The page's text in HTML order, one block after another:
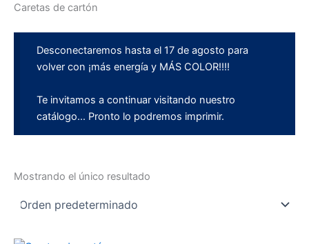
Caretas de cartón
Desconectaremos hasta el 17 de agosto para
volver con ¡más energía y MÁS COLOR!!!!
Te invitamos a continuar visitando nuestro
catálogo... Pronto lo podremos imprimir.
Mostrando el único resultado